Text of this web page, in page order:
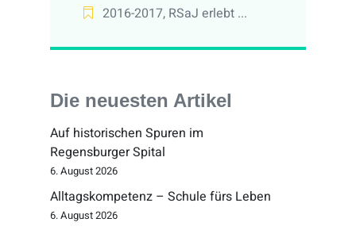
2016-2017, RSaJ erlebt ...
Die neuesten Artikel
Auf historischen Spuren im
Regensburger Spital
6. August 2026
Alltagskompetenz – Schule fürs Leben
6. August 2026